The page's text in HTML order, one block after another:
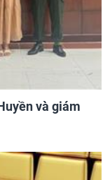
và giám